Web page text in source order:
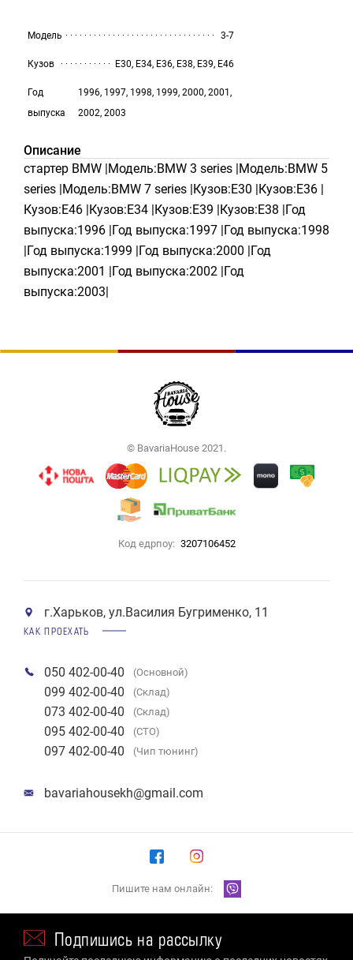
Модель 3-7
Кузов E30, E34, E36, E38, E39, E46
Год
выпуска
1996, 1997, 1998, 1999, 2000, 2001,
2002, 2003
Описание
стартер BMW |Модель:BMW 3 series |Модель:BMW 5
series |Модель:BMW 7 series |Кузов:E30 |Кузов:E36 |
Кузов:E46 |Кузов:E34 |Кузов:E39 |Кузов:E38 |Год
выпуска:1996 |Год выпуска:1997 |Год выпуска:1998
|Год выпуска:1999 |Год выпуска:2000 |Год
выпуска:2001 |Год выпуска:2002 |Год
выпуска:2003|
© BavariaHouse 2021.
Код едрпоу: 3207106452
г.Харьков, ул.Василия Бугрименко, 11
КАК ПРОЕХАТЬ
050 402-00-40 (Основной)
099 402-00-40 (Склад)
073 402-00-40 (Склад)
095 402-00-40 (СТО)
097 402-00-40 (Чип тюнинг)
bavariahousekh@gmail.com
Пишите нам онлайн:
Подпишись на рассылку